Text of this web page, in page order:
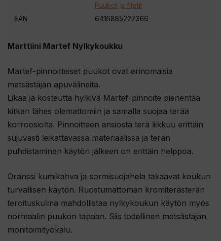
Marttiini Martef Nylkykoukku
Martef-pinnoitteiset puukot ovat erinomaisia
metsästäjän apuvälineitä.
Likaa ja kosteutta hylkivä Martef-pinnoite pienentää
kitkan lähes olemattomiin ja samalla suojaa terää
korroosiolta. Pinnoitteen ansiosta terä liikkuu erittäin
sujuvasti leikattavassa materiaalissa ja terän
puhdistaminen käytön jälkeen on erittäin helppoa.
Oranssi kumikahva ja sormisuojahela takaavat koukun
turvallisen käytön. Ruostumattoman kromiterästerän
teroituskulma mahdollistaa nylkykoukun käytön myös
normaalin puukon tapaan. Siis todellinen metsästäjän
monitoimityökalu.
Puukot ja filetit
EAN
6416885227366